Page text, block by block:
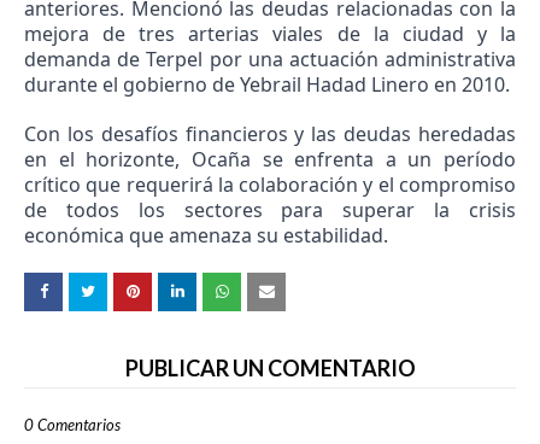
anteriores. Mencionó las deudas relacionadas con la
mejora de tres arterias viales de la ciudad y la
demanda de Terpel por una actuación administrativa
durante el gobierno de Yebrail Hadad Linero en 2010.
Con los desafíos financieros y las deudas heredadas
en el horizonte, Ocaña se enfrenta a un período
crítico que requerirá la colaboración y el compromiso
de todos los sectores para superar la crisis
económica que amenaza su estabilidad.
PUBLICAR UN COMENTARIO
0 Comentarios